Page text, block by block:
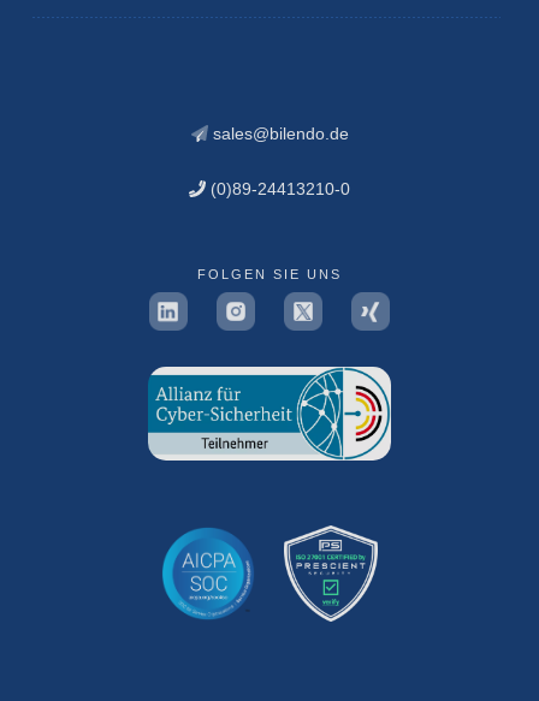
sales@bilendo.de
(0)89-24413210-0
FOLGEN SIE UNS